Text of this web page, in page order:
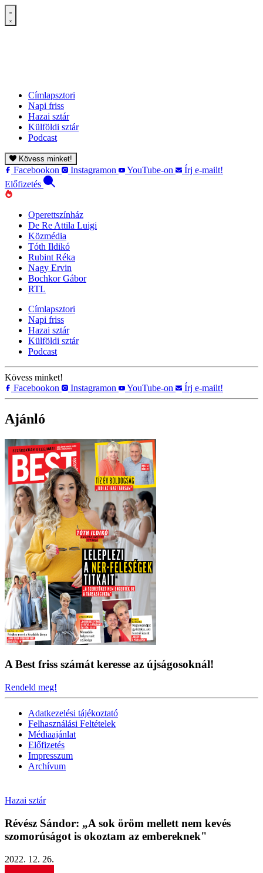
Címlapsztori
Napi friss
Hazai sztár
Külföldi sztár
Podcast
Kövess minket!
Facebookon Instagramon YouTube-on
Írj e-mailt!
Előfizetés
Operettszínház
De Re Attila Luigi
Közmédia
Tóth Ildikó
Rubint Réka
Nagy Ervin
Bochkor Gábor
RTL
Címlapsztori
Napi friss
Hazai sztár
Külföldi sztár
Podcast
Kövess minket!
Facebookon
Instagramon YouTube-on Írj e-mailt!
Ajánló
A Best friss számát keresse az újságosoknál!
Rendeld meg!
Adatkezelési tájékoztató
Felhasználási Feltételek
Médiaajánlat
Előfizetés
Impresszum
Archívum
Hazai sztár
Révész Sándor: „A sok öröm mellett nem kevés
szomorúságot is okoztam az embereknek"
2022. 12. 26.